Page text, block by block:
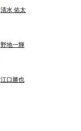
清水 佑太
野地一輝
江口勝也